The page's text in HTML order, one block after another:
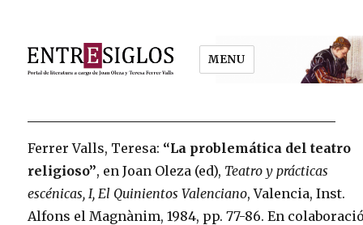
MENU
Ferrer Valls, Teresa: “La problemática del teatro
religioso”, en Joan Oleza (ed), Teatro y prácticas
escénicas, I, El Quinientos Valenciano, Valencia, Inst.
Alfons el Magnànim, 1984, pp. 77-86. En